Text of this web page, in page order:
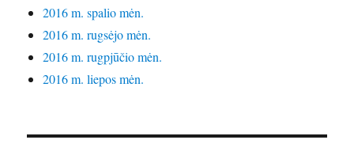
2016 m. spalio mėn.
2016 m. rugsėjo mėn.
2016 m. rugpjūčio mėn.
2016 m. liepos mėn.